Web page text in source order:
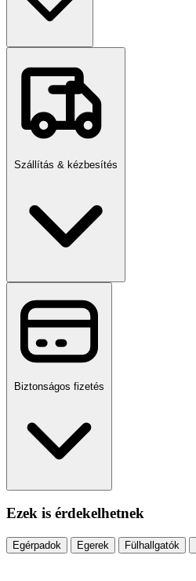
Szállítás & kézbesítés
Biztonságos fizetés
Ezek is érdekelhetnek
Egérpadok Egerek Fülhallgatók